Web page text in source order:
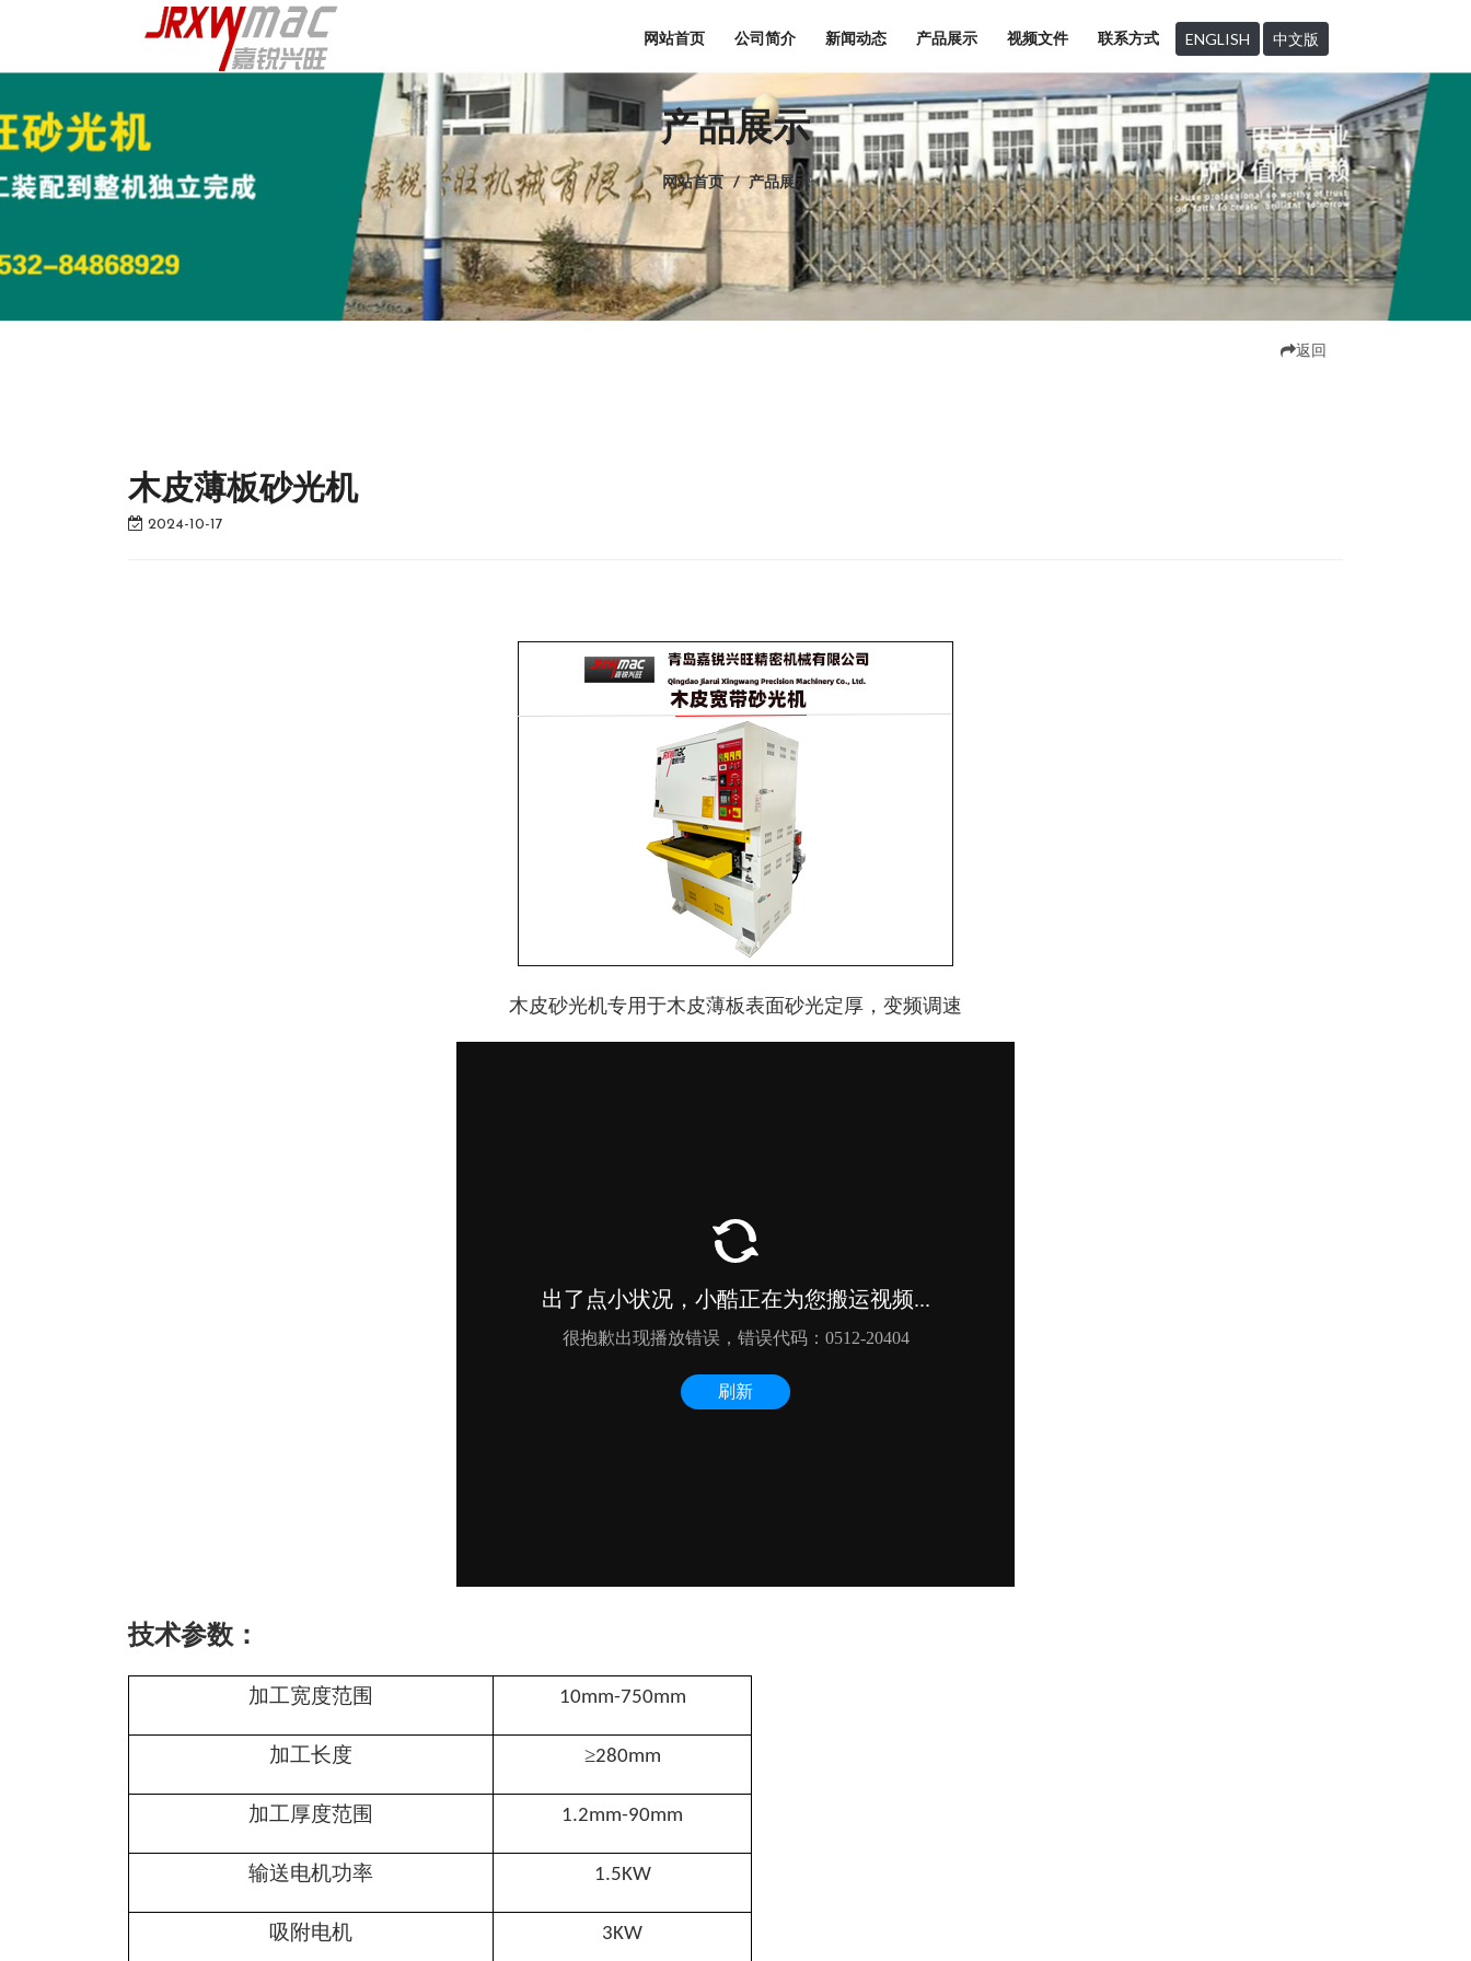
网站首页 公司简介 新闻动态 产品展示 视频文件 联系方式 ENGLISH 中文版
产品展示
网站首页 / 产品展示
返回
木皮薄板砂光机
2024-10-17
木皮砂光机专用于木皮薄板表面砂光定厚，变频调速
技术参数：
加工宽度范围 10mm-750mm
加工长度 ≥280mm
加工厚度范围 1.2mm-90mm
输送电机功率 1.5KW
吸附电机 3KW